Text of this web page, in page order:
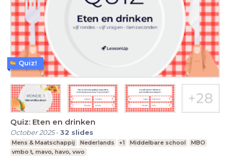
Quiz: Eten en drinken
October 2025-32 slides
Mens & Maatschappij Nederlands +1 Middelbare school
MBO
vmbo t, mavo, havo, vwo
Quiz!